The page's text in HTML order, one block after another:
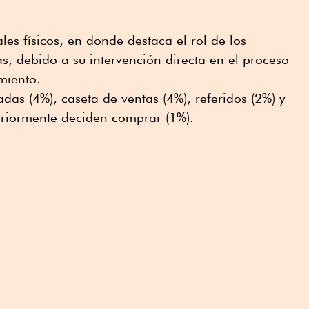
físicos, en donde destaca el rol de los
debido a su intervención directa en el proceso
(4%), caseta de ventas (4%), referidos (2%) y
deciden comprar (1%).